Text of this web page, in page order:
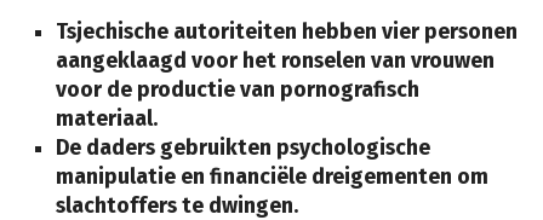
Tsjechische autoriteiten hebben vier personen
aangeklaagd voor het ronselen van vrouwen
voor de productie van pornografisch
materiaal.
De daders gebruikten psychologische
manipulatie en financiële dreigementen om
slachtoffers te dwingen.